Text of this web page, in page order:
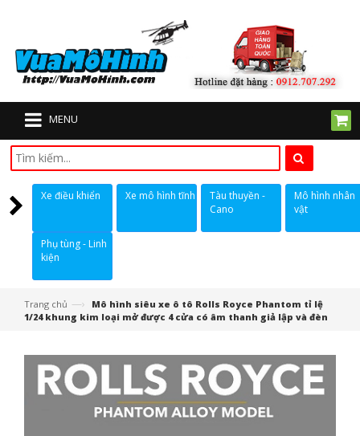
MENU
Xe điều khiển Xe mô hình tĩnh
Tàu thuyền -
Cano
Mô hình nhân
vật
Phụ tùng - Linh
kiện
Trang chủ —›
Mô hình siêu xe ô tô Rolls Royce Phantom tỉ lệ
1/24 khung kim loại mở được 4 cửa có âm thanh giả lập và đèn